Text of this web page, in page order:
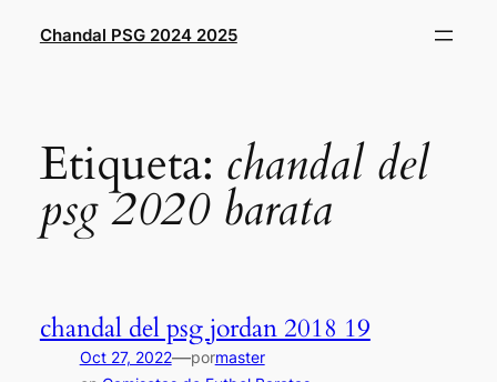
Chandal PSG 2024 2025
Etiqueta: chandal del
psg 2020 barata
chandal del psg jordan 2018 19
Oct 27, 2022—pormaster